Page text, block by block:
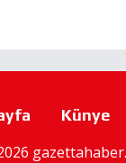
Künye